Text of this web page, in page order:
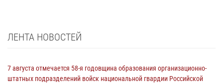
ЛЕНТА НОВОСТЕЙ
7 августа отмечается 58-я годовщина образования организационно-
штатных подразделений войск национальной гвардии Российской